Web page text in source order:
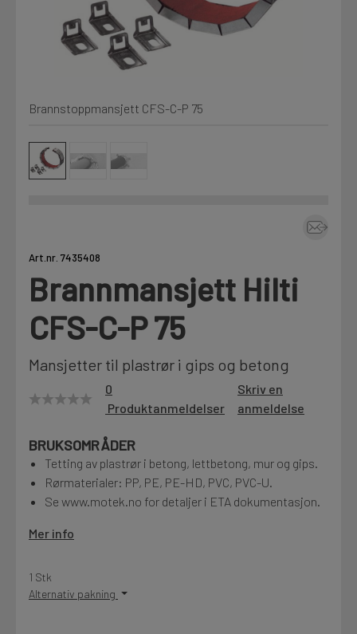
Kjemi, vindsperre og branntetting
Fag
Motek
Finn butikk
Kontakt og åpningstider
Kontakt
Mine henvendelser
Prislister
Firmainformasjon
LOGG UT
Brannstoppmansjett CFS-C-P 75
Art.nr. 7435408
Brannmansjett Hilti
CFS-C-P 75
Mansjetter til plastrør i gips og betong
0
Produktanmeldelser
Skriv en
anmeldelse
BRUKSOMRÅDER
Tetting av plastrør i betong, lettbetong, mur og gips.
Rørmaterialer: PP, PE, PE-HD, PVC, PVC-U.
Se www.motek.no for detaljer i ETA dokumentasjon.
Mer info
1 Stk
Alternativ pakning